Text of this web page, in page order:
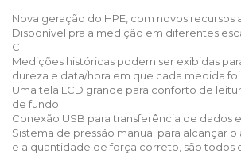
Nova geração do HPE, com novos recursos
Disponível pra a medição em diferentes
C.
Medições históricas podem ser exibidas
dureza e data/hora em que cada medida foi
Uma tela LCD grande para conforto de
de fundo.
Conexão USB para transferência de dados
Sistema de pressão manual para alcançar
e a quantidade de força correto, são todos